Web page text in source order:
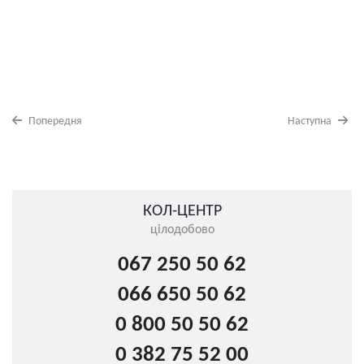
Попередня Наступна
КОЛ-ЦЕНТР
цілодобово
067 250 50 62
066 650 50 62
0 800 50 50 62
0 382 75 52 00